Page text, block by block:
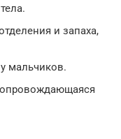
и запаха,
мальчиков.